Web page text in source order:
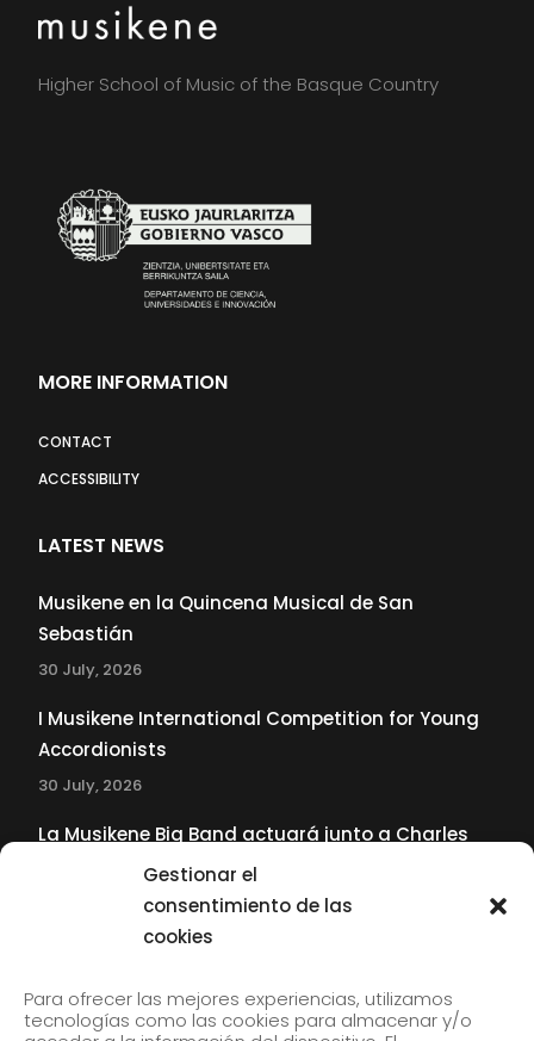
Gestionar el
consentimiento de las
cookies
Para ofrecer las mejores experiencias, utilizamos
tecnologías como las cookies para almacenar y/o
Higher School of Music of the Basque Country
MORE INFORMATION
CONTACT
ACCESSIBILITY
LATEST NEWS
Musikene en la Quincena Musical de San
Sebastián
30 July, 2026
I Musikene International Competition for Young
Accordionists
30 July, 2026
La Musikene Big Band actuará junto a Charles
Tolliver en el 61 Jazzaldia